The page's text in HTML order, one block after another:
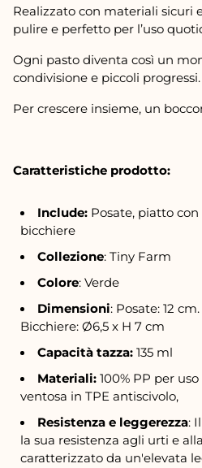
Realizzato con materiali sicuri
pulire e perfetto per l’uso
Ogni pasto diventa così un
condivisione e piccoli progressi.
Per crescere insieme, un
Caratteristiche prodotto:
Include: Posate, piatto
bicchiere
Collezione: Tiny Farm
Colore: Verde
Dimensioni: Posate: 12
Bicchiere: Ø6,5 x H 7 cm
Capacità tazza:135 ml
Materiali: 100% PP per
ventosa in TPE antiscivolo,
Resistenza e leggerezza:
la sua resistenza agli urti e
caratterizzato da un'elevata